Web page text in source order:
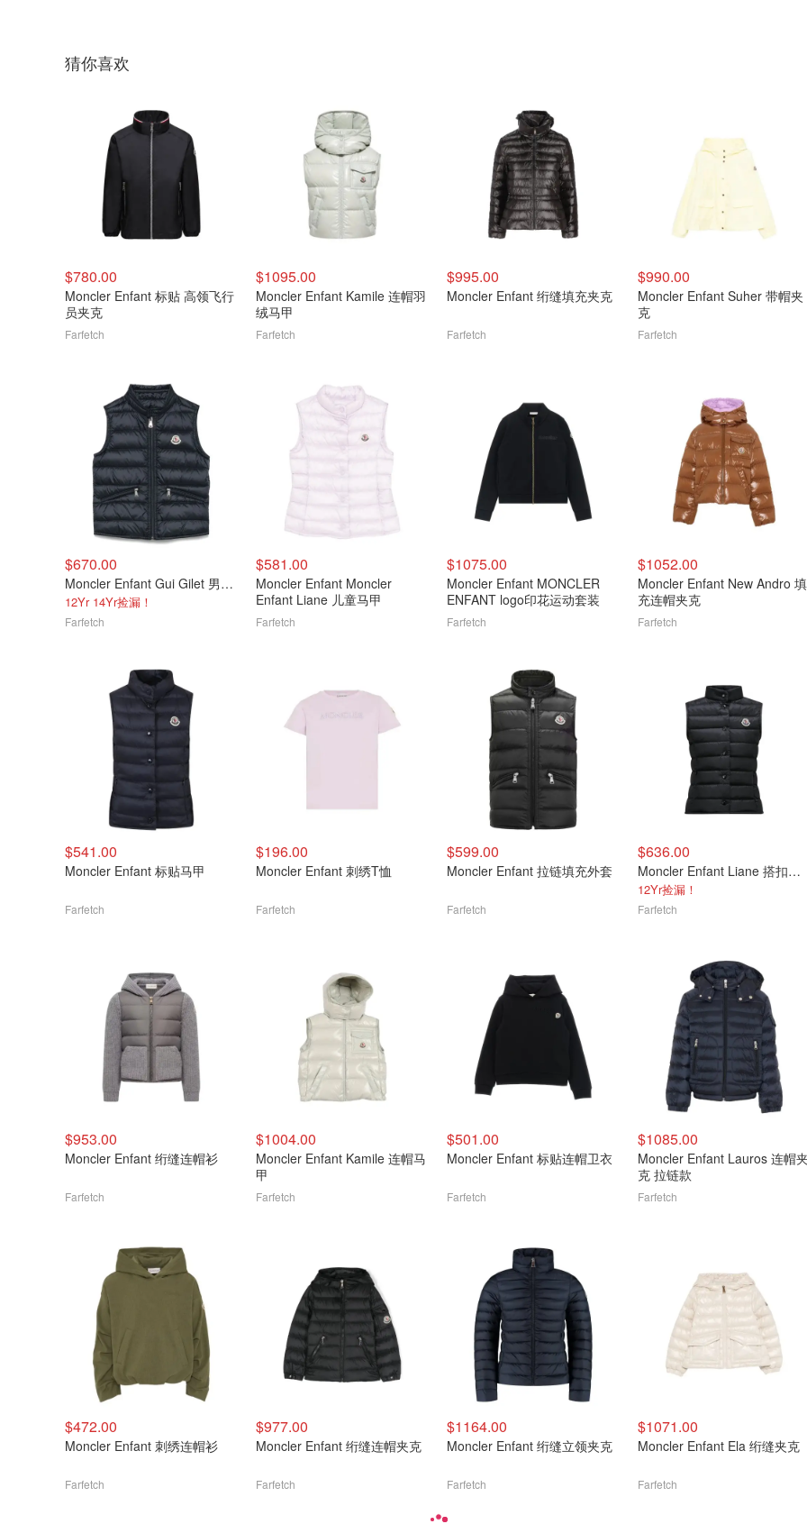
猜你喜欢
$780.00
Moncler Enfant 标贴 高领飞行
员夹克
Farfetch
$1095.00
Moncler Enfant Kamile 连帽羽
绒马甲
Farfetch
$995.00
Moncler Enfant 绗缝填充夹克
Farfetch
$990.00
Moncler Enfant Suher 带帽夹
克
Farfetch
$670.00
Moncler Enfant Gui Gilet 男士羽绒马甲
12Yr 14Yr捡漏！
Farfetch
$581.00
Moncler Enfant Moncler
Enfant Liane 儿童马甲
Farfetch
$1075.00
Moncler Enfant MONCLER
ENFANT logo印花运动套装
Farfetch
$1052.00
Moncler Enfant New Andro 填
充连帽夹克
Farfetch
$541.00
Moncler Enfant 标贴马甲
Farfetch
$196.00
Moncler Enfant 刺绣T恤
Farfetch
$599.00
Moncler Enfant 拉链填充外套
Farfetch
$636.00
Moncler Enfant Liane 搭扣马甲
12Yr捡漏！
Farfetch
$953.00
Moncler Enfant 绗缝连帽衫
Farfetch
$1004.00
Moncler Enfant Kamile 连帽马
甲
Farfetch
$501.00
Moncler Enfant 标贴连帽卫衣
Farfetch
$1085.00
Moncler Enfant Lauros 连帽
克 拉链款
Farfetch
$472.00
Moncler Enfant 刺绣连帽衫
Farfetch
$977.00
Moncler Enfant 绗缝连帽夹克
Farfetch
$1164.00
Moncler Enfant 绗缝立领夹克
Farfetch
$1071.00
Moncler Enfant Ela 绗缝夹克
Farfetch